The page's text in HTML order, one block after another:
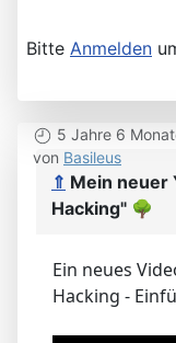
Bitte Anmelden
5 Jahre 6
von Basileus
⇑ Mein neuer
Hacking" 🌳
Ein neues
Hacking -